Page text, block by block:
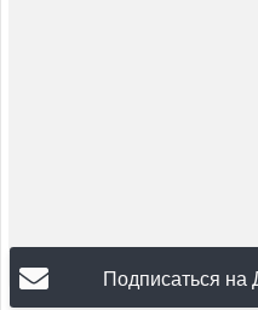
Подписаться на